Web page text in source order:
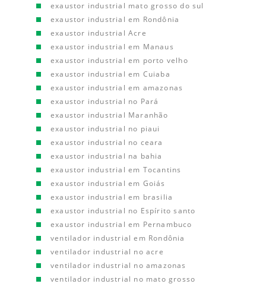
exaustor industrial mato grosso do sul
exaustor industrial em Rondônia
exaustor industrial Acre
exaustor industrial em Manaus
exaustor industrial em porto velho
exaustor industrial em Cuiaba
exaustor industrial em amazonas
exaustor industrial no Pará
exaustor industrial Maranhão
exaustor industrial no piaui
exaustor industrial no ceara
exaustor industrial na bahia
exaustor industrial em Tocantins
exaustor industrial em Goiás
exaustor industrial em brasilia
exaustor industrial no Espírito santo
exaustor industrial em Pernambuco
ventilador industrial em Rondônia
ventilador industrial no acre
ventilador industrial no amazonas
ventilador industrial no mato grosso